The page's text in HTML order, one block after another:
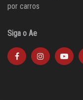
por carros
Siga o Ae